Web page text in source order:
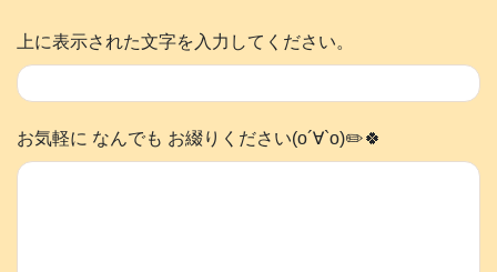
上に表示された文字を入力してください。
お気軽に なんでも お綴りください(о´∀`о)✏️🍀